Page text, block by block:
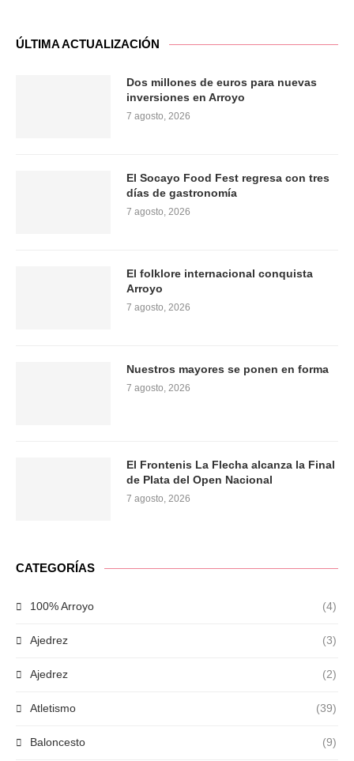
ÚLTIMA ACTUALIZACIÓN
Dos millones de euros para nuevas
inversiones en Arroyo
7 agosto, 2026
El Socayo Food Fest regresa con tres
días de gastronomía
7 agosto, 2026
El folklore internacional conquista
Arroyo
7 agosto, 2026
Nuestros mayores se ponen en forma
7 agosto, 2026
El Frontenis La Flecha alcanza la Final
de Plata del Open Nacional
7 agosto, 2026
CATEGORÍAS
100% Arroyo (4)
Ajedrez (3)
Ajedrez (2)
Atletismo (39)
Baloncesto (9)